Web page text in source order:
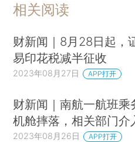
相关阅读
财新闻｜8月28日起，
易印花税减半征收
2023年08月27日 APP打开
财新闻｜南航一航班乘
机舱摔落，相关部门介
2023年08月26日 APP打开